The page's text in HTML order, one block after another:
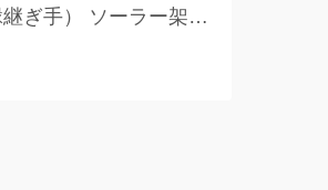
ぎ手） ソーラー架台
トの形状を理解する